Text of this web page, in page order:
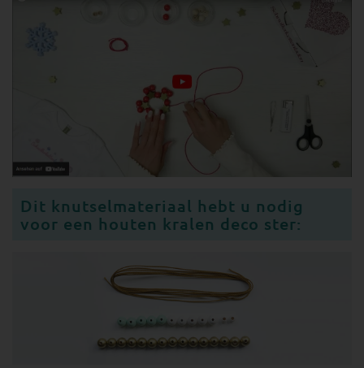
Dit knutselmateriaal hebt u nodig
voor een houten kralen deco ster: